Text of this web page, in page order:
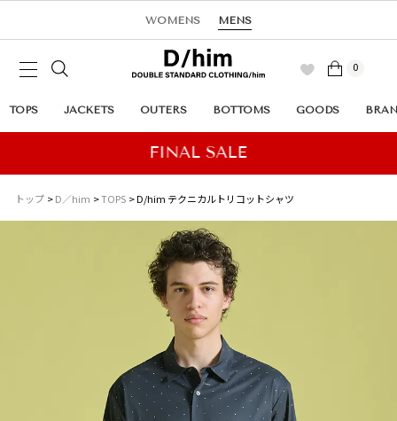
WOMENS MENS
0
TOPS JACKETS OUTERS BOTTOMS GOODS
トップ D／him TOPS D/him テクニカルトリコットシャツ